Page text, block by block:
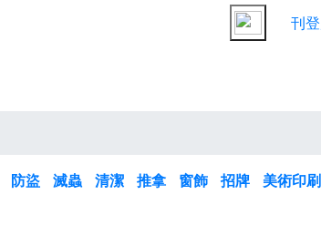
刊
防盜 滅蟲 清潔 推拿 窗飾 招牌 美術印刷